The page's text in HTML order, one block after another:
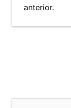
anterior.